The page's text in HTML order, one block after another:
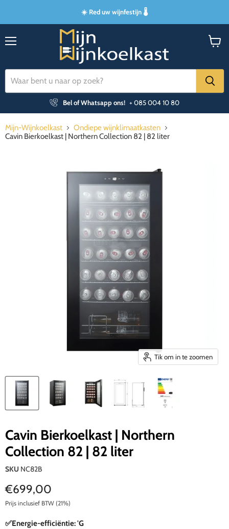
☀️ Red uw wijnfestijn 🌡️
Bel of Whatsapp ons! + 085 004 10 80
Mijn-Wijnkoelkast
Ondiepe wijnklimaatkasten
Cavin Bierkoelkast | Northern Collection 82 | 82 liter
Tik om in te zoomen
Cavin Bierkoelkast | Northern
Collection 82 | 82 liter
SKU NC82B
Huidige prijs
€699,00
Prijs inclusief BTW (21%)
✅Energie-efficiëntie: 'G